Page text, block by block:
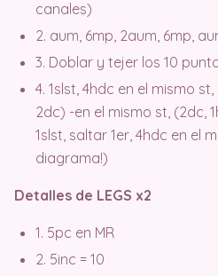
canales)
2. aum, 6mp, 2aum, 6mp,
3. Doblar y tejer los 10
4. 1slst, 4hdc en el mismo
2dc) -en el mismo st, (2dc,
1slst, saltar 1er, 4hdc en el
diagrama!)
Detalles de LEGS x2
1. 5pc en MR
2. 5inc = 10